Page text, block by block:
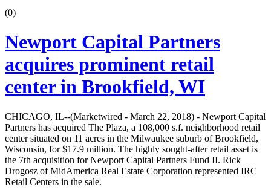
(0)
Newport Capital Partners
acquires prominent retail
center in Brookfield, WI
CHICAGO, IL--(Marketwired - March 22, 2018) - Newport Capital
Partners has acquired The Plaza, a 108,000 s.f. neighborhood retail
center situated on 11 acres in the Milwaukee suburb of Brookfield,
Wisconsin, for $17.9 million. The highly sought-after retail asset is
the 7th acquisition for Newport Capital Partners Fund II. Rick
Drogosz of MidAmerica Real Estate Corporation represented IRC
Retail Centers in the sale.